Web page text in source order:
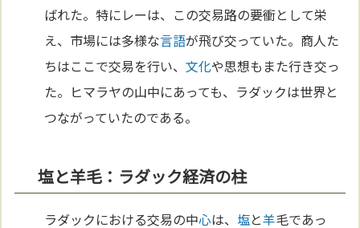
ばれた。特にレーは、この交易路の要衝として栄
え、市場には多様な言語が飛び交っていた。商人た
ちはここで交易を行い、文化や思想もまた行き交っ
た。ヒマラヤの山中にあっても、ラダックは世界と
つながっていたのである。
塩と羊毛：ラダック経済の柱
ラダックにおける交易の中心は、 塩と羊毛であっ